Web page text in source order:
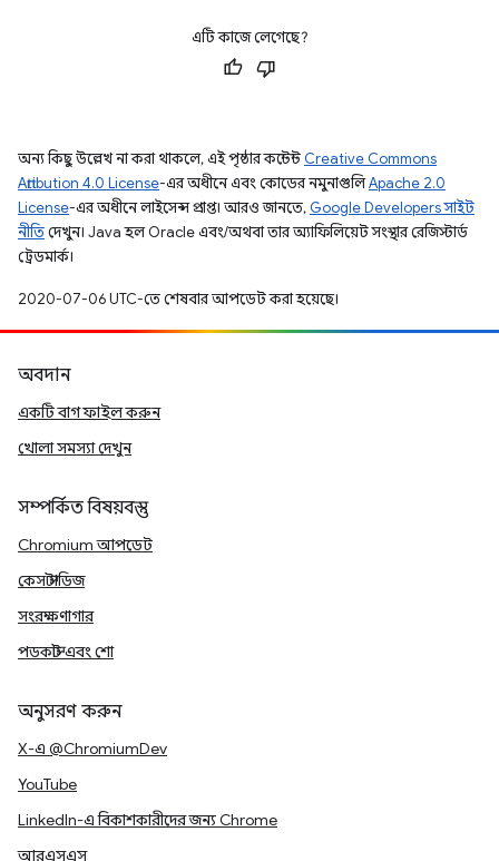
এটি কাজে লেগেছে?
অন্য কিছু উল্লেখ না করা থাকলে, এই পৃষ্ঠার কন্টেন্ট Creative Commons
Attribution 4.0 License-এর অধীনে এবং কোডের নমুনাগুলিApache 2.0
License-এর অধীনে লাইসেন্স প্রাপ্ত। আরও জানতে, Google Developers সাইট
নীতিদেখুন। Java হল Oracle এবং/অথবা তার অ্যাফিলিয়েট সংস্থার রেজিস্টার্ড
ট্রেডমার্ক।
2020-07-06 UTC-তে শেষবার আপডেট করা হয়েছে।
অবদান
একটি বাগ ফাইল করুন
খোলা সমস্যা দেখুন
সম্পর্কিত বিষয়বস্তু
Chromium আপডেট
কেস স্টাডিজ
সংরক্ষণাগার
পডকাস্ট এবং শো
অনুসরণ করুন
X-এ @ChromiumDev
YouTube
LinkedIn-এ বিকাশকারীদের জন্য Chrome
আরএসএস